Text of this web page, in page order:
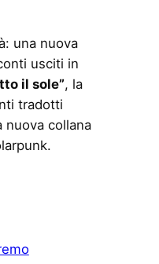
una nuova
usciti in
il sole”, la
tradotti
nuova collana